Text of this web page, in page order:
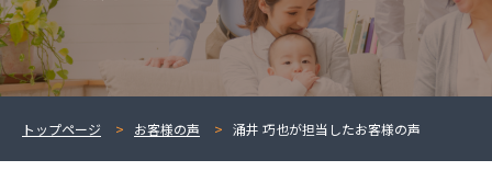
トップページ お客様の声 涌井 巧也が担当したお客様の声